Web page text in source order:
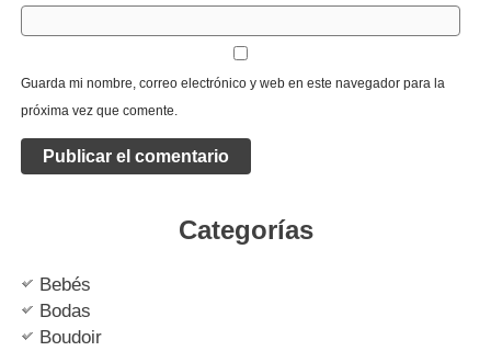
Guarda mi nombre, correo electrónico y web en este navegador para la
próxima vez que comente.
Categorías
Bebés
Bodas
Boudoir